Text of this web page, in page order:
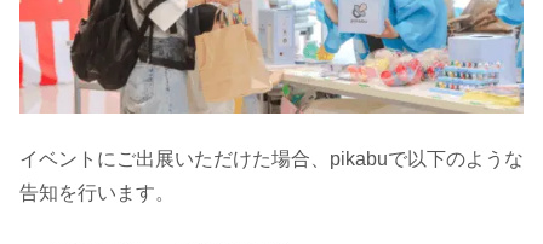
イベントにご出展いただけた場合、pikabuで以下のような
告知を行います。